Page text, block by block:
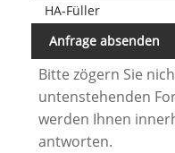
HA-Füller
Anfrage absenden
Bitte zögern Sie
untenstehenden
werden Ihnen
antworten.